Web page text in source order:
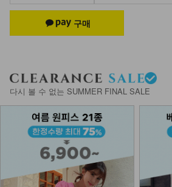
다시 볼 수 없는 SUMMER FINAL SALE